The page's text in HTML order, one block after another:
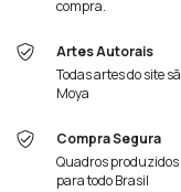
compra.
Artes Autorais
Todas artes do site
Moya
Compra Segura
Quadros
para todo Brasil